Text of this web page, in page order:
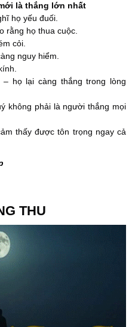
là thắng lớn nhất
họ yếu đuối.
rằng họ thua cuộc.
cỏi.
nguy hiểm.
họ lại càng thắng trong lòng
không phải là người thắng mọi
thấy được tôn trọng ngay cả
THU